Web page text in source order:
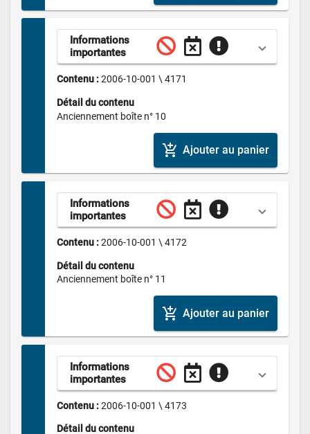
Informations
importantes
Contenu : 2006-10-001 \ 4171
Détail du contenu
Anciennement boîte n° 10
add_shopping_cart Ajouter au panier
Informations
importantes
Contenu : 2006-10-001 \ 4172
Détail du contenu
Anciennement boîte n° 11
add_shopping_cart Ajouter au panier
Informations
importantes
Contenu : 2006-10-001 \ 4173
Détail du contenu